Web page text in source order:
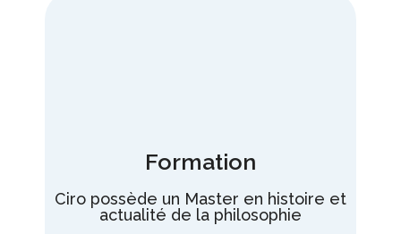
Formation
Ciro possède un Master en histoire et
actualité de la philosophie